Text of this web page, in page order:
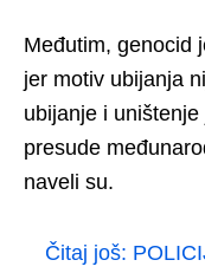
Međutim, genocid
jer motiv ubijanja
ubijanje i
presude
naveli su.
Čitaj još: